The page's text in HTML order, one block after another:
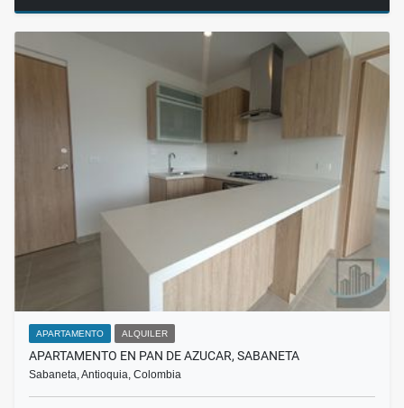
APARTAMENTO ALQUILER
APARTAMENTO EN PAN DE AZUCAR, SABANETA
Sabaneta, Antioquia, Colombia